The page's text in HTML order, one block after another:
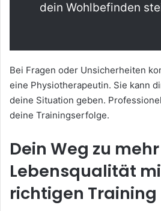
dein Wohlbefinden
Bei Fragen oder Unsicherheiten
eine Physiotherapeutin. Sie kann
deine Situation geben.
deine Trainingserfolge.
Dein Weg zu mehr
Lebensqualität
richtigen Training